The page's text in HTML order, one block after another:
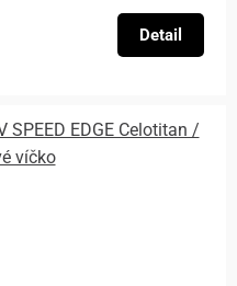
Detail
EDGE Celotitan /
víčko